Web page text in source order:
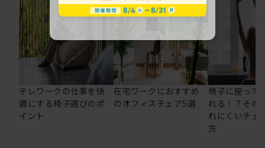
テレワークの仕事を快
適にする椅子選びのポ
イント
在宅ワークにおすすめ
のオフィスチェア5選
椅子に座って
れる！？その
れにくいチェ
方